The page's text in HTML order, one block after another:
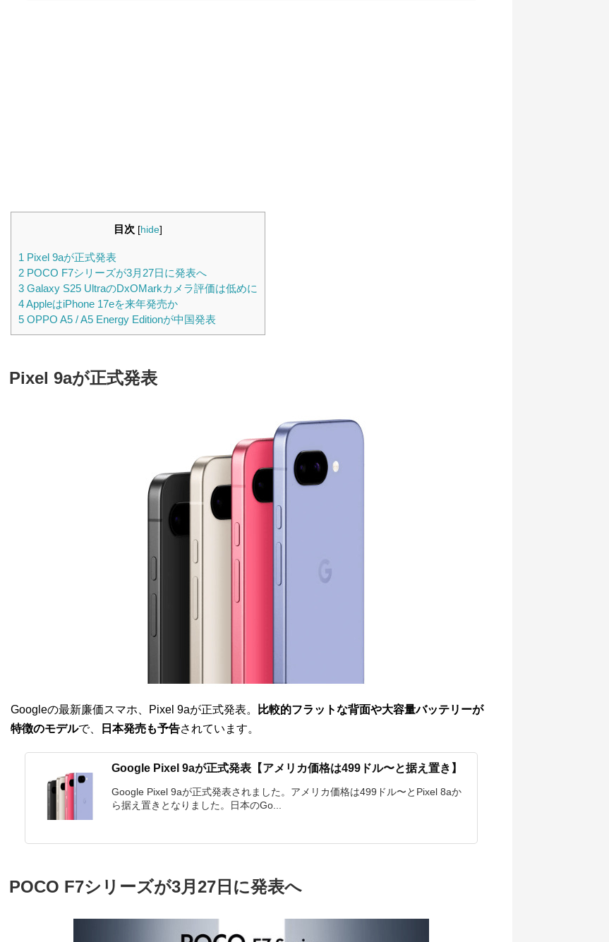
目次 [hide]
1 Pixel 9aが正式発表
2 POCO F7シリーズが3月27日に発表へ
3 Galaxy S25 UltraのDxOMarkカメラ評価は低めに
4AppleはiPhone 17eを来年発売か
5 OPPO A5 / A5 Energy Editionが中国発表
Pixel 9aが正式発表
Googleの最新廉価スマホ、Pixel 9aが正式発表。
比較的フラットな背面や大容量バッテリーが
特徴のモデルで、 日本発売も予告されています。
Google Pixel 9aが正式発表【アメリカ価格は499ドル〜と据え置き】
Google Pixel 9aが正式発表されました。アメリカ価格は499ドル〜とPixel 8aか
ら据え置きとなりました。日本のGo...
POCO F7シリーズが3月27日に発表へ